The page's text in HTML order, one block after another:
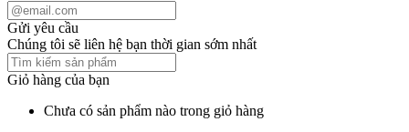
Gửi yêu cầu
Chúng tôi sẽ liên hệ bạn thời gian sớm nhất
Giỏ hàng của bạn
Chưa có sản phẩm nào trong giỏ hàng